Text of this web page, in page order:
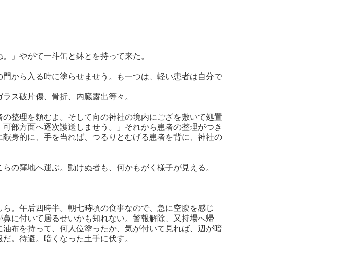
」やがて一斗缶と鉢とを持って来た。
から入る時に塗らせませう。も一つは、軽い患者は自分で
ス破片傷、骨折、内臓露出等々。
整理を頼むよ。そして向の神社の境内にござを敷いて処置
部方面へ逐次護送しませう。」それから患者の整理がつき
身的に、手を当れば、つるりとむげる患者を背に、神社の
の窪地へ運ぶ。動けぬ者も、何かもがく様子が見える。
。午后四時半。朝七時頃の食事なので、急に空腹を感じ
に付いて居るせいかも知れない。警報解除、又持場へ帰
布を持って、何人位塗ったか、気が付いて見れば、辺が暗
。待避。暗くなった土手に伏す。